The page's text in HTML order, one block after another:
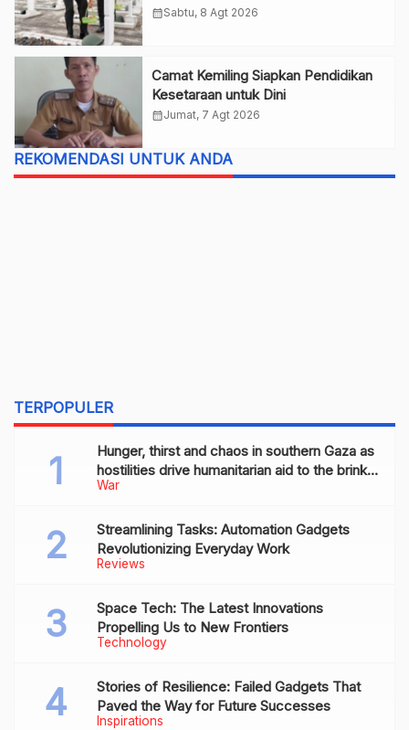
calendar_monthSabtu, 8 Agt 2026
Camat Kemiling Siapkan Pendidikan
Kesetaraan untuk Dini
calendar_monthJumat, 7 Agt 2026
REKOMENDASI UNTUK ANDA
TERPOPULER
War
Hunger, thirst and chaos in southern Gaza as
hostilities drive humanitarian aid to the brink
of collapse
Reviews
Streamlining Tasks: Automation Gadgets
Revolutionizing Everyday Work
Technology
Space Tech: The Latest Innovations
Propelling Us to New Frontiers
Inspirations
Stories of Resilience: Failed Gadgets That
Paved the Way for Future Successes